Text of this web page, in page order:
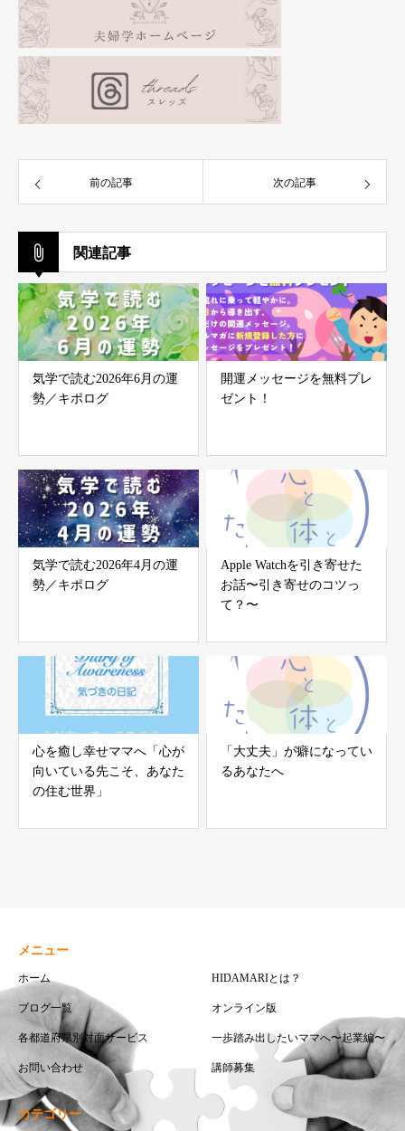
前の記事 次の記事
関連記事
気学で読む2026年6月の運
勢／キポログ
開運メッセージを無料プレ
ゼント！
気学で読む2026年4月の運
勢／キポログ
Apple Watchを引き寄せた
お話〜引き寄せのコツっ
て？〜
心を癒し幸せママへ「心が
向いている先こそ、あなた
の住む世界」
「大丈夫」が癖になってい
るあなたへ
メニュー
ホーム HIDAMARIとは？
ブログ一覧 オンライン版
各都道府県別対面サービス 一歩踏み出したいママへ〜起業編〜
お問い合わせ 講師募集
カテゴリー